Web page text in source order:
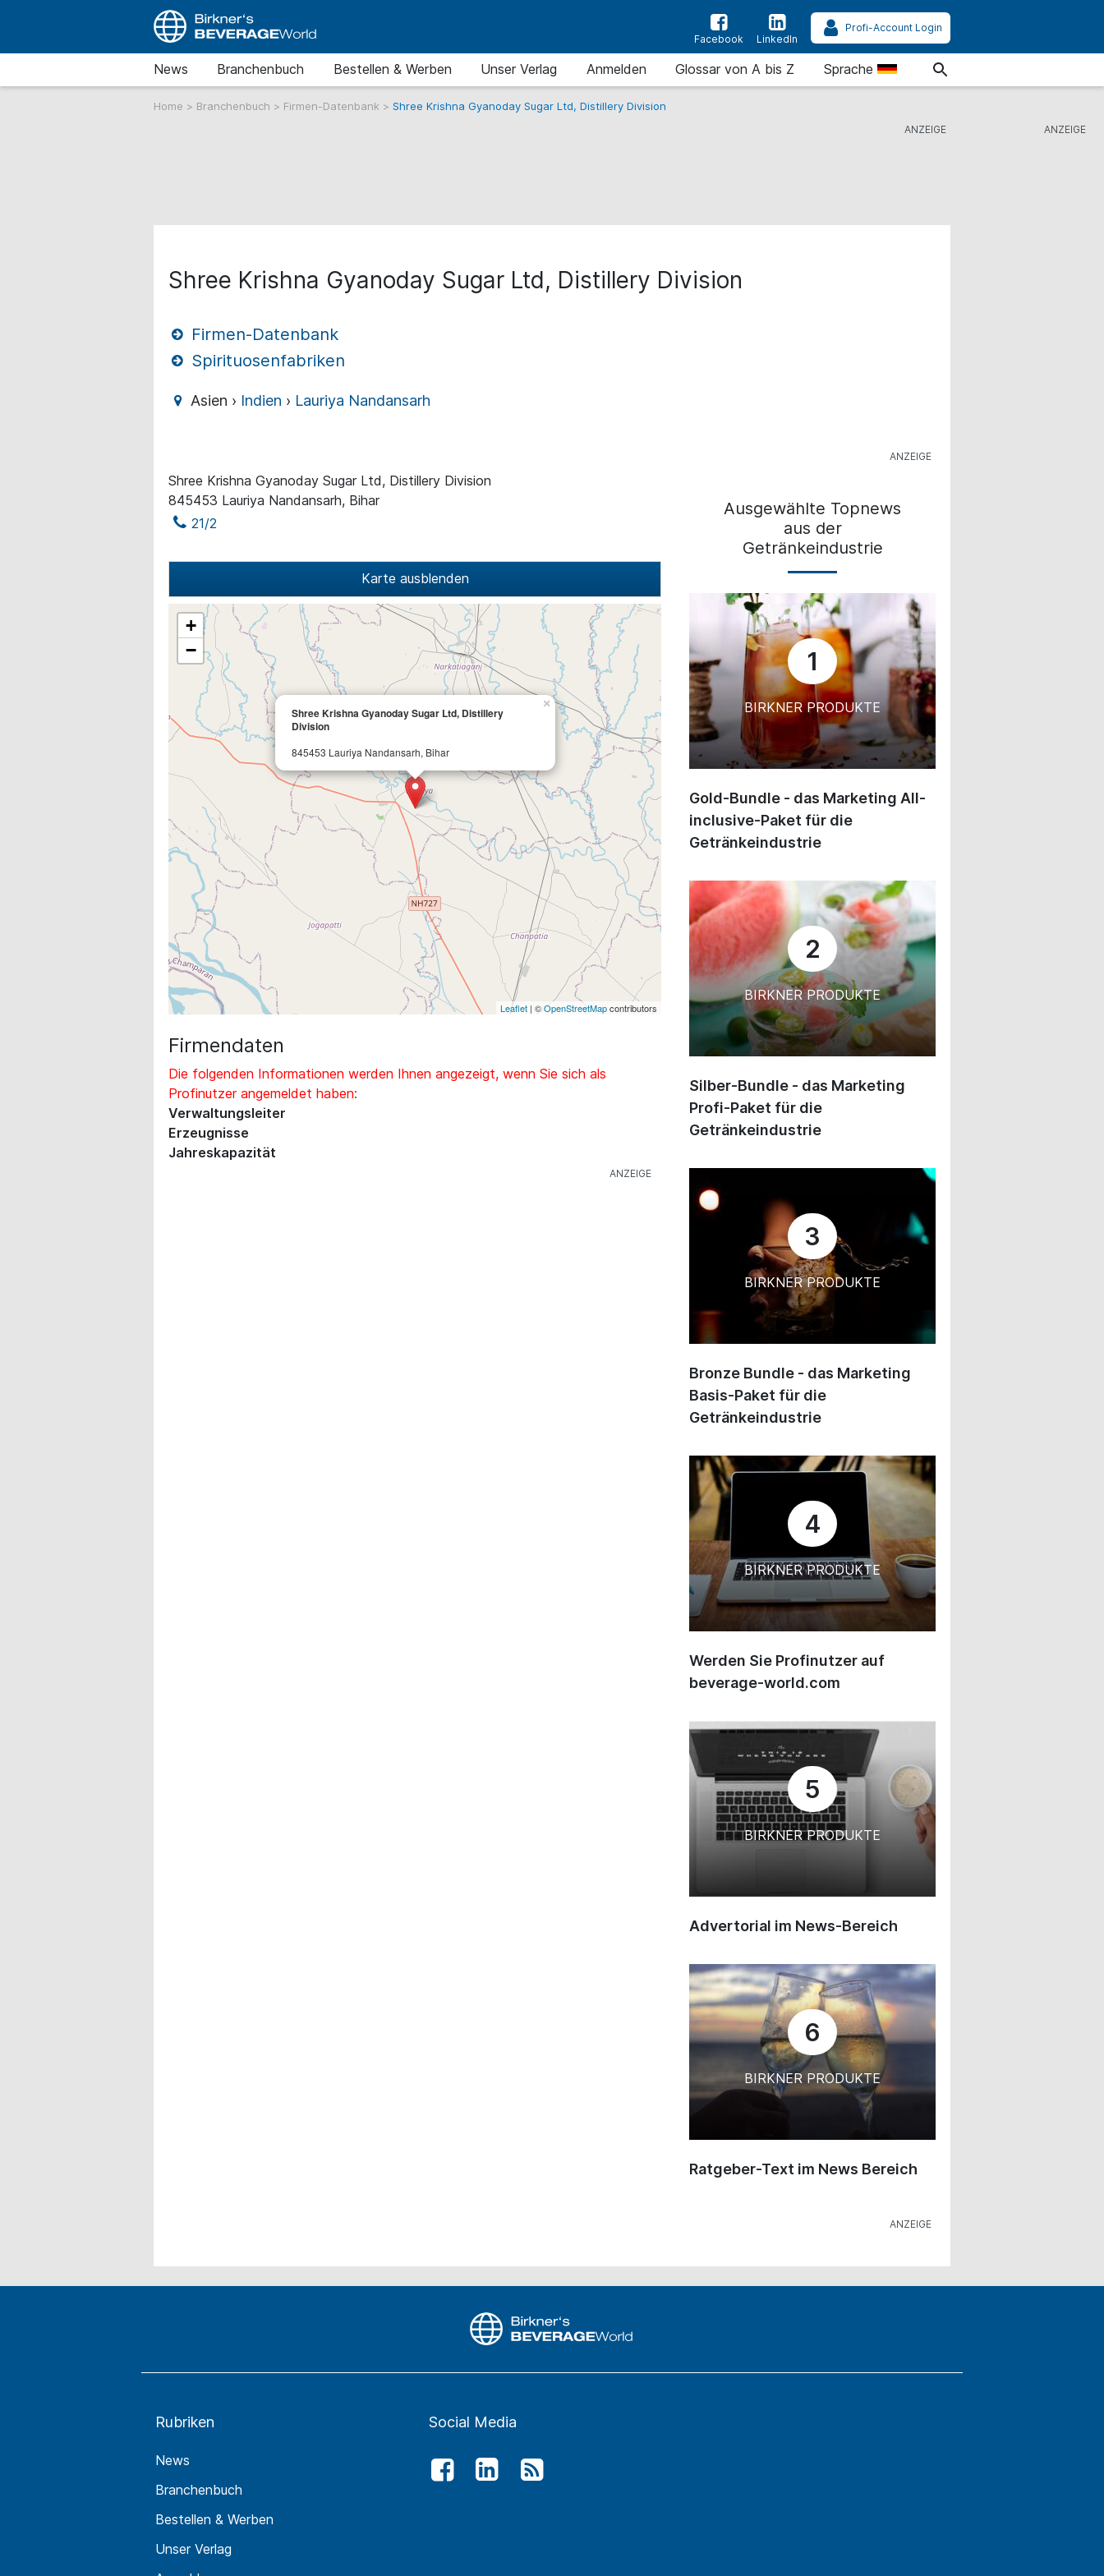
Facebook LinkedIn
Profi-Account Login
News Branchenbuch Bestellen & Werben Unser Verlag Anmelden Glossar von A bis Z Sprache
Home > Branchenbuch > Firmen-Datenbank > Shree Krishna Gyanoday Sugar Ltd, Distillery Division
Shree Krishna Gyanoday Sugar Ltd, Distillery Division
Firmen-Datenbank
Spirituosenfabriken
Asien › Indien › Lauriya Nandansarh
Shree Krishna Gyanoday Sugar Ltd, Distillery Division
845453 Lauriya Nandansarh, Bihar
21/2
Karte ausblenden
Shree Krishna Gyanoday Sugar Ltd, Distillery
Division
845453 Lauriya Nandansarh, Bihar
×
+
−
Leaflet | ©OpenStreetMapcontributors
Firmendaten
Die folgenden Informationen werden Ihnen angezeigt, wenn Sie sich als
Profinutzer angemeldet haben:
Verwaltungsleiter
Erzeugnisse
Jahreskapazität
Ausgewählte Topnews
aus der
Getränkeindustrie
1
BIRKNER PRODUKTE
Gold-Bundle - das Marketing All-
inclusive-Paket für die
Getränkeindustrie
2
BIRKNER PRODUKTE
Silber-Bundle - das Marketing
Profi-Paket für die
Getränkeindustrie
3
BIRKNER PRODUKTE
Bronze Bundle - das Marketing
Basis-Paket für die
Getränkeindustrie
4
BIRKNER PRODUKTE
Werden Sie Profinutzer auf
beverage-world.com
5
BIRKNER PRODUKTE
Advertorial im News-Bereich
6
BIRKNER PRODUKTE
Ratgeber-Text im News Bereich
Rubriken
News
Branchenbuch
Bestellen & Werben
Unser Verlag
Social Media